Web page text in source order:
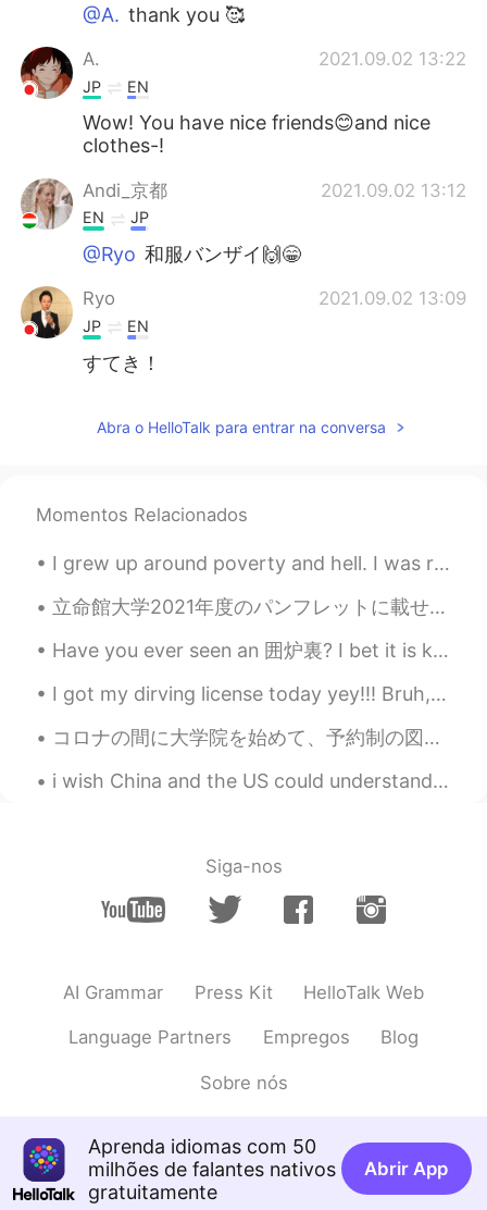
@A. thank you 🥰
A. 2021.09.02 13:22
JP EN
Wow! You have nice friends😊and nice
clothes-!
Andi_京都 2021.09.02 13:12
EN JP
@Ryo 和服バンザイ🙌😁
Ryo 2021.09.02 13:09
JP EN
すてき！
Abra o HelloTalk para entrar na conversa
Momentos Relacionados
I grew up around poverty and hell. I was raised by women who worked at a KTV only because my pare...
立命館大学2021年度のパンフレットに載せて頂く事になった。Fun fact: I wasn't (yet) a student of Ritsumeikan University when t...
Have you ever seen an 囲炉裏? I bet it is kind of near to extinction nowadays XD Luckily, the guesth...
I got my dirving license today yey!!! Bruh, the exam was sooo difficult. I took it in Japanese of...
コロナの間に大学院を始めて、予約制の図書館以外はキャンパスが出入り禁止な状況の中、修論を書くのってホンマにやる気でない😵 アパートの中、図書館が爆発したみたいになりつつ📖 しかしせめて日本に来れ...
i wish China and the US could understand each other more.. that's why i've been trying to learn M...
Siga-nos
AI Grammar Press Kit HelloTalk Web
Language Partners Empregos Blog
Sobre nós
Aprenda idiomas com 50
milhões de falantes nativos
gratuitamente
Abrir App